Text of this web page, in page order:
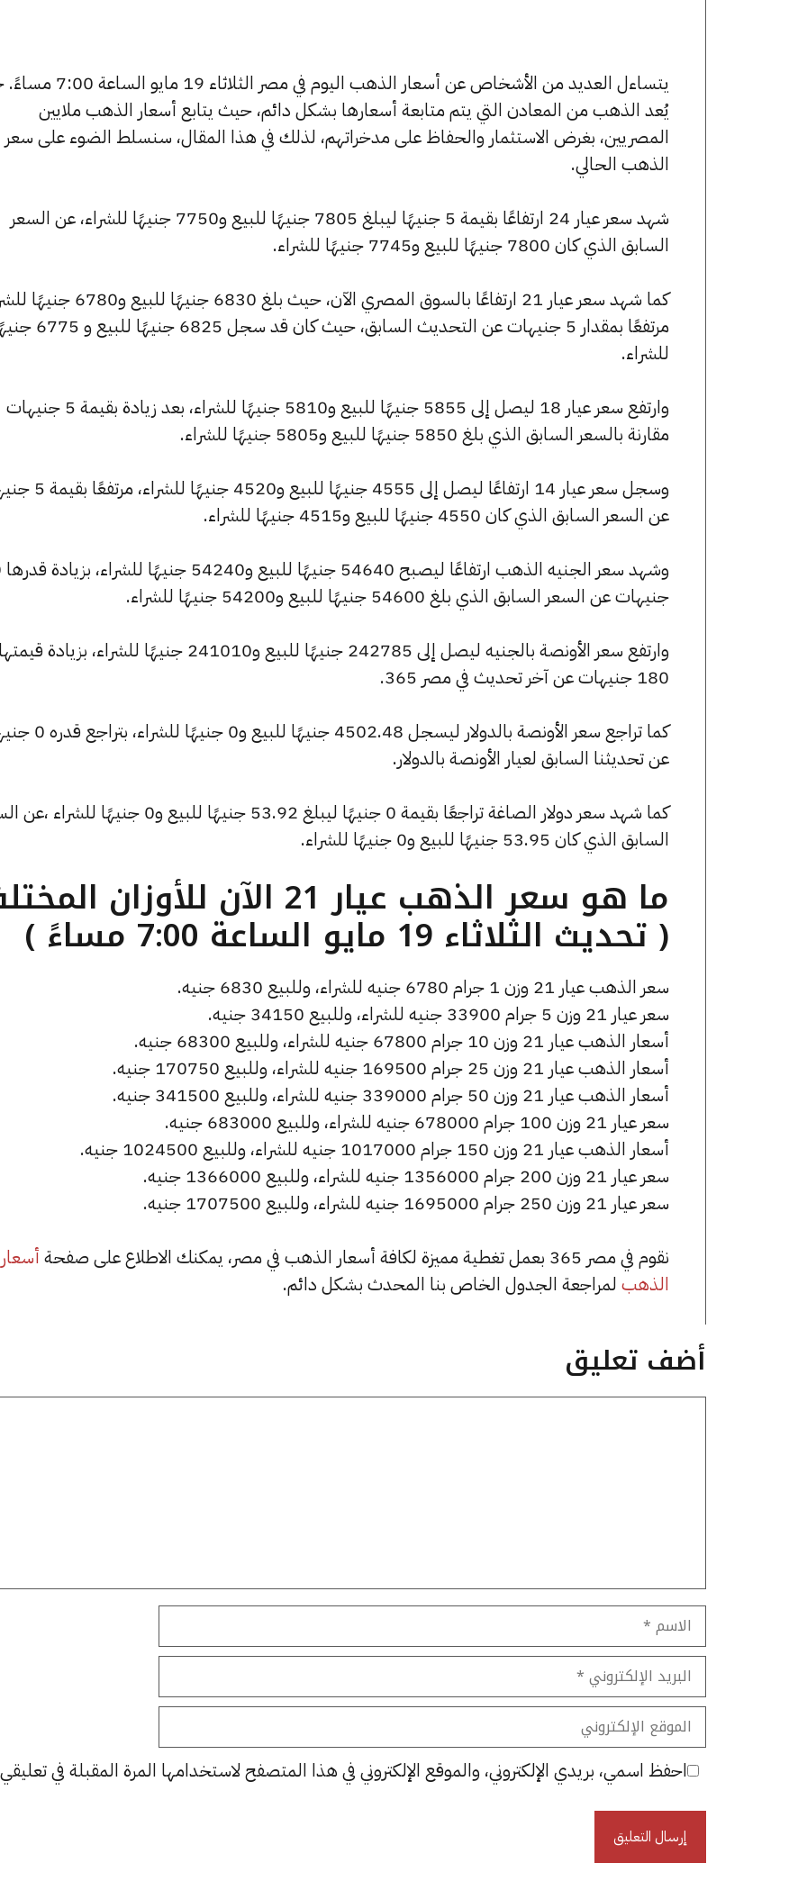
يتساءل العديد من الأشخاص عن أسعار الذهب اليوم في
يُعد الذهب من المعادن التي يتم متابعة أسعارها بشكل دائم، حيث يتابع أسعار الذهب ملايين
المصريين، بغرض الاستثمار والحفاظ على مدخراتهم، لذلك في هذا المقال، سنسلط الضوء على سعر
الذهب الحالي.
شهد سعر عيار 24 ارتفاعًا بقيمة 5 جنيهًا ليبلغ 7805 جنيهًا للبيع و7750 جنيهًا للشراء، عن السعر
السابق الذي كان 7800 جنيهًا للبيع و7745 جنيهًا للشراء.
كما شهد سعر عيار 21 ارتفاعًا بالسوق المصري الآن، حيث بلغ 6830 جنيهًا
مرتفعًا بمقدار 5 جنيهات عن التحديث السابق، حيث كان قد سجل
للشراء.
وارتفع سعر عيار 18 ليصل إلى 5855 جنيهًا للبيع و5810 جنيهًا للشراء، بعد زيادة بقيمة 5 جنيهات
مقارنة بالسعر السابق الذي بلغ 5850 جنيهًا للبيع و5805 جنيهًا للشراء.
وسجل سعر عيار 14 ارتفاعًا ليصل إلى 4555
عن السعر السابق الذي كان 4550 جنيهًا للبيع و4515 جنيهًا للشراء.
جنيهات عن السعر السابق الذي بلغ 54600 جنيهًا للبيع و54200 جنيهًا للشراء.
وارتفع سعر الأونصة بالجنيه ليصل إلى 242785 جنيهًا للبيع و241010 جنيهًا للشراء، بزيادة قيمتها
180 جنيهات عن آخر تحديث في مصر 365.
كما تراجع سعر الأونصة بالدولار ليسجل
عن تحديثنا السابق لعيار الأونصة بالدولار.
كما شهد سعر دولار الصاغة تراجعًا بقيمة 0 جنيهًا ليبلغ 53.92 جنيهًا للبيع و0 جنيهًا
السابق الذي كان 53.95 جنيهًا للبيع و0 جنيهًا للشراء.
ما هو سعر الذهب عيار 21 الآن للأوزان
( تحديث الثلاثاء 19 مايو الساعة 7:00 مساءً )
سعر الذهب عيار 21 وزن 1 جرام 6780 جنيه للشراء، وللبيع 6830 جنيه.
سعر عيار 21 وزن 5 جرام 33900 جنيه للشراء، وللبيع 34150 جنيه.
أسعار الذهب عيار 21 وزن 10 جرام 67800 جنيه للشراء، وللبيع 68300 جنيه.
أسعار الذهب عيار 21 وزن 25 جرام 169500 جنيه للشراء، وللبيع 170750 جنيه.
أسعار الذهب عيار 21 وزن 50 جرام 339000 جنيه للشراء، وللبيع 341500 جنيه.
سعر عيار 21 وزن 100 جرام 678000 جنيه للشراء، وللبيع 683000 جنيه.
أسعار الذهب عيار 21 وزن 150 جرام 1017000 جنيه للشراء، وللبيع 1024500 جنيه.
سعر عيار 21 وزن 200 جرام 1356000 جنيه للشراء، وللبيع 1366000 جنيه.
سعر عيار 21 وزن 250 جرام 1695000 جنيه للشراء، وللبيع 1707500 جنيه.
نقوم في مصر 365 بعمل تغطية مميزة لكافة أسعار الذهب في مصر، يمكنك الاطلاع على صفحة
أسعار
الذهب لمراجعة الجدول الخاص بنا المحدث بشكل دائم.
أضف تعليق
الاسم
البريد
الإلكتروني
الموقع
الإلكتروني
احفظ اسمي، بريدي الإلكتروني، والموقع الإلكتروني في هذا المتصفح لاستخدامها المرة المقبلة في